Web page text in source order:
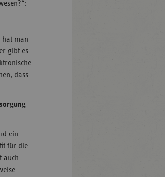
hat man
gibt es
dass
ein
für die
auch